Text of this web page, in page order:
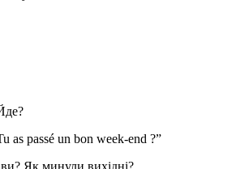
as passé un bon week-end ?”
Як минули вихідні?